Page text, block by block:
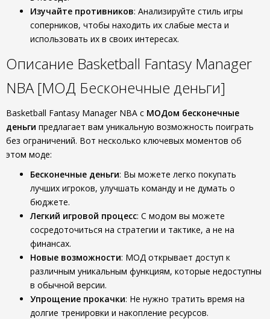
Изучайте противников: Анализируйте стиль игры
соперников, чтобы находить их слабые места и
использовать их в своих интересах.
Описание Basketball Fantasy Manager
NBA [МОД Бесконечные деньги]
Basketball Fantasy Manager NBA с МОДом бесконечные
деньги предлагает вам уникальную возможность поиграть
без ограничений. Вот несколько ключевых моментов об
этом моде:
Бесконечные деньги: Вы можете легко покупать
лучших игроков, улучшать команду и не думать о
бюджете.
Легкий игровой процесс: С модом вы можете
сосредоточиться на стратегии и тактике, а не на
финансах.
Новые возможности: МОД открывает доступ к
различным уникальным функциям, которые недоступны
в обычной версии.
Упрощение прокачки: Не нужно тратить время на
долгие тренировки и накопление ресурсов.